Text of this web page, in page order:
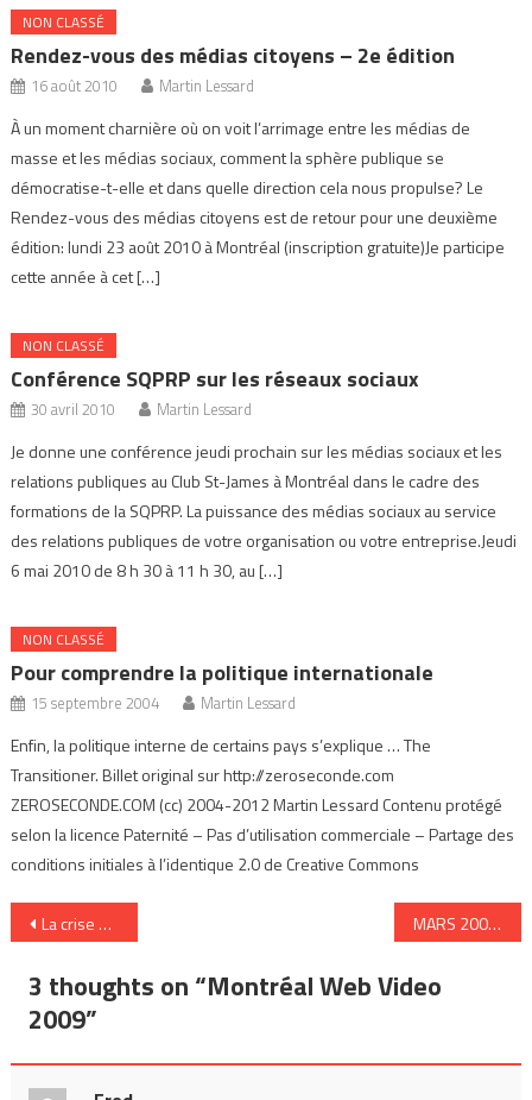
NON CLASSÉ
Rendez-vous des médias citoyens – 2e édition
16 août 2010 Martin Lessard
À un moment charnière où on voit l’arrimage entre les médias de
masse et les médias sociaux, comment la sphère publique se
démocratise-t-elle et dans quelle direction cela nous propulse? Le
Rendez-vous des médias citoyens est de retour pour une deuxième
édition: lundi 23 août 2010 à Montréal (inscription gratuite)Je participe
cette année à cet […]
NON CLASSÉ
Conférence SQPRP sur les réseaux sociaux
30 avril 2010 Martin Lessard
Je donne une conférence jeudi prochain sur les médias sociaux et les
relations publiques au Club St-James à Montréal dans le cadre des
formations de la SQPRP. La puissance des médias sociaux au service
des relations publiques de votre organisation ou votre entreprise.Jeudi
6 mai 2010 de 8 h 30 à 11 h 30, au […]
NON CLASSÉ
Pour comprendre la politique internationale
15 septembre 2004 Martin Lessard
Enfin, la politique interne de certains pays s’explique … The
Transitioner. Billet original sur http://zeroseconde.com
ZEROSECONDE.COM (cc) 2004-2012 Martin Lessard Contenu protégé
selon la licence Paternité – Pas d’utilisation commerciale – Partage des
conditions initiales à l’identique 2.0 de Creative Commons
Navigation
de
l’article
La crise du crédit expliquée en image MARS 2009 : sommaire
3 thoughts on “Montréal Web Video
2009”